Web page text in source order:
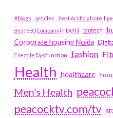
#blogs articles
Best Artificial
Best SEO Company in Delhi
biotech
Corporate housing Noida
Erectile Dysfunction fashion
Health healthcare
Men's Health
peacocktv.com/tv